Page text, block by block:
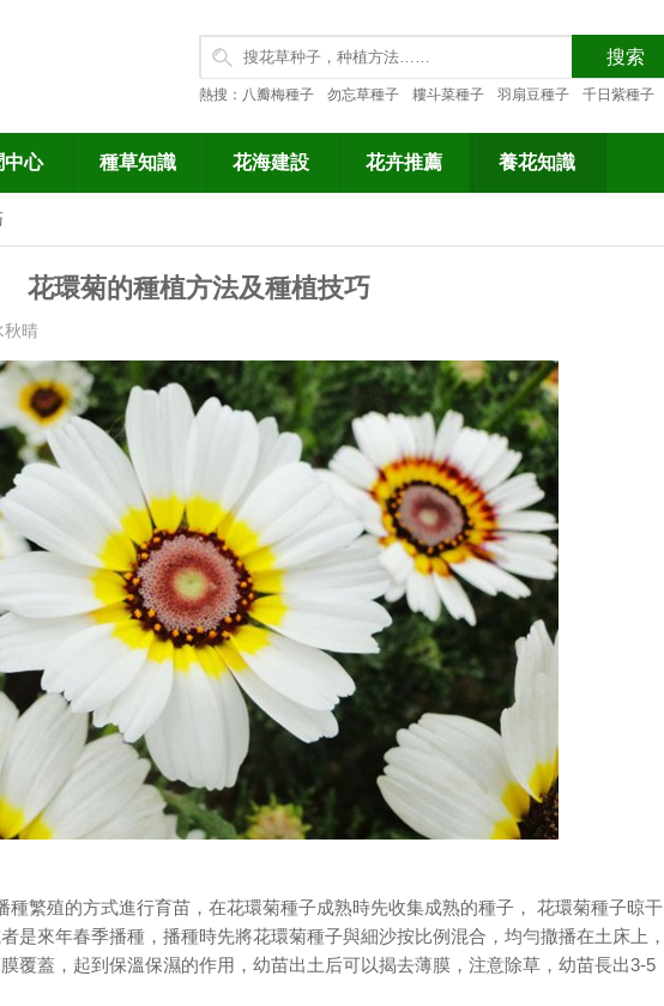
熱搜： 八瓣梅種子 勿忘草種子 耬斗菜種子 羽扇豆種子 千日紫種子
中心 種草知識 花海建設 花卉推薦 養花知識
花環菊的種植方法及種植技巧
秋晴
種繁殖的方式進行育苗，在花環菊種子成熟時先收集成熟的種子， 花環菊種子晾干
是來年春季播種，播種時先將花環菊種子與細沙按比例混合，均勻撒播在土床上，
覆蓋，起到保溫保濕的作用，幼苗出土后可以揭去薄膜，注意除草，幼苗長出3-5